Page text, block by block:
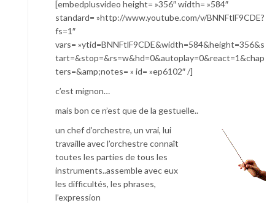
[embedplusvideo height= »356″ width= »584″
standard= »http://www.youtube.com/v/BNNFtlF9CDE?
fs=1″
vars= »ytid=BNNFtlF9CDE&width=584&height=356&s
tart=&stop=&rs=w&hd=0&autoplay=0&react=1&chap
ters=&amp;notes= » id= »ep6102″ /]
c’est mignon…
mais bon ce n’est que de la gestuelle..
un chef d’orchestre, un vrai, lui
travaille avec l’orchestre connaît
toutes les parties de tous les
instruments..assemble avec eux
les difficultés, les phrases,
l’expression